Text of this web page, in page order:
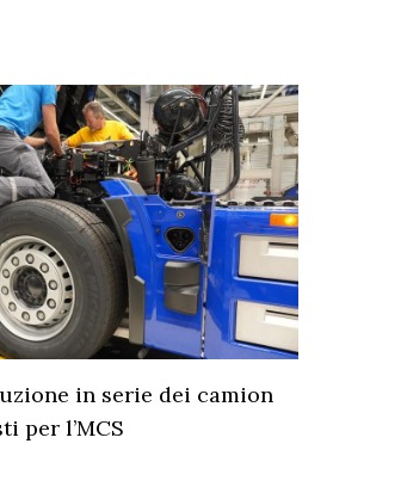
in serie dei camion
per l’MCS